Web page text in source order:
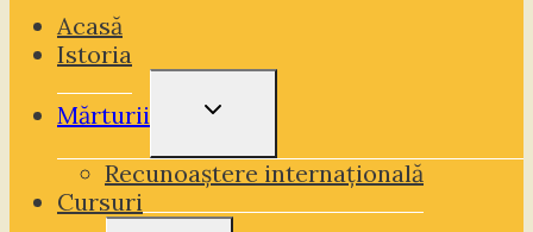
Acasă
Istoria
Mărturii
Toggle
Menu
Recunoaștere internațională
Cursuri